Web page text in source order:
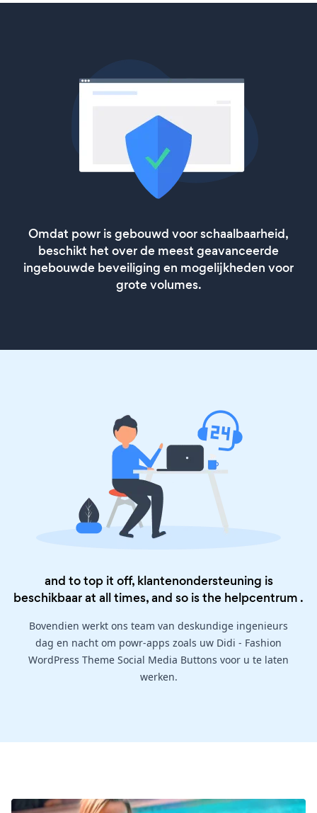
Omdat powr is gebouwd voor schaalbaarheid,
beschikt het over de meest geavanceerde
ingebouwde beveiliging en mogelijkheden voor
grote volumes.
and to top it off, klantenondersteuning is
beschikbaar at all times, and so is the helpcentrum .
Bovendien werkt ons team van deskundige ingenieurs
dag en nacht om powr-apps zoals uw Didi - Fashion
WordPress Theme Social Media Buttons voor u te laten
werken.